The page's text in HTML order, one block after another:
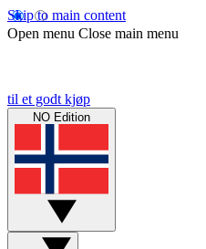
Skip to main content
Open menu Close main menu
til et godt kjøp
NO Edition